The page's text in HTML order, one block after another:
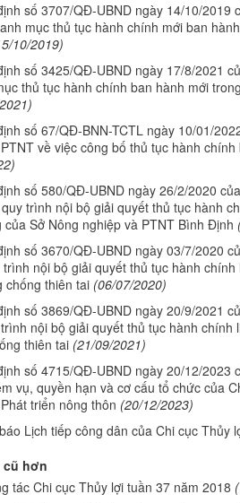
số 3707/QĐ-UBND ngày 14/10/2019
mục thủ tục hành chính mới ban
10/2019)
số 3425/QĐ-UBND ngày 17/8/2021
thủ tục hành chính ban hành mới
số 67/QĐ-BNN-TCTL ngày 10/01/
về việc công bố thủ tục hành
số 580/QĐ-UBND ngày 26/2/2020
trình nội bộ giải quyết thủ tục hành
của Sở Nông nghiệp và PTNT Bình Định
số 3670/QĐ-UBND ngày 03/7/2020
nội bộ giải quyết thủ tục hành
chống thiên tai (06/07/2020)
số 3869/QĐ-UBND ngày 20/9/2021
nội bộ giải quyết thủ tục hành chính
thiên tai (21/09/2021)
số 4715/QĐ-UBND ngày 20/12/2023
vụ, quyền hạn và cơ cấu tổ chức của
triển nông thôn (20/12/2023)
Lịch tiếp công dân của Chi cục Thủy
hơn
tác Chi cục Thủy lợi tuần 37 năm 2018